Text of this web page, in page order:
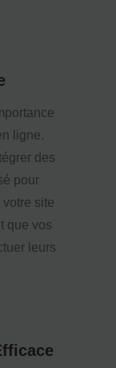
ligne.
des
pour
site
que vos
leurs